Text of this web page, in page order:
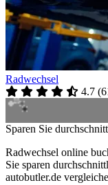
Radwechsel
4.7 (
Sparen Sie
Radwechsel online
Sie sparen
autobutler.de